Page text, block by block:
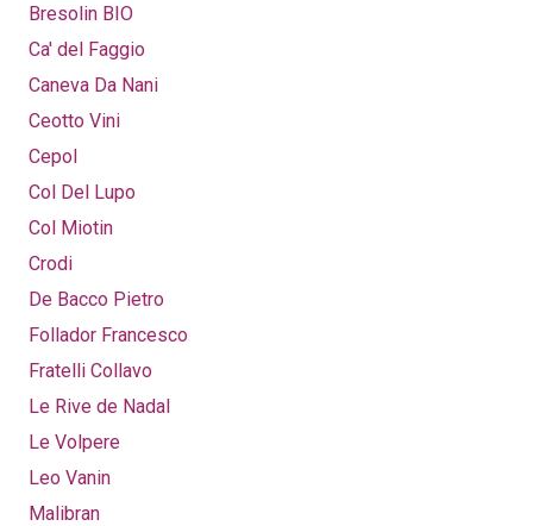
Bresolin BIO
Ca' del Faggio
Caneva Da Nani
Ceotto Vini
Cepol
Col Del Lupo
Col Miotin
Crodi
De Bacco Pietro
Follador Francesco
Fratelli Collavo
Le Rive de Nadal
Le Volpere
Leo Vanin
Malibran